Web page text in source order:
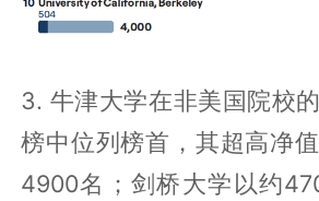
3. 牛津大学在非美国院校
榜中位列榜首，其超高净
4900名；剑桥大学以约